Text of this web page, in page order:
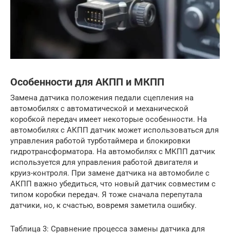
Особенности для АКПП и МКПП
Замена датчика положения педали сцепления на
автомобилях с автоматической и механической
коробкой передач имеет некоторые особенности. На
автомобилях с АКПП датчик может использоваться для
управления работой турботаймера и блокировки
гидротрансформатора. На автомобилях с МКПП датчик
используется для управления работой двигателя и
круиз-контроля. При замене датчика на автомобиле с
АКПП важно убедиться, что новый датчик совместим с
типом коробки передач. Я тоже сначала перепутала
датчики, но, к счастью, вовремя заметила ошибку.
Таблица 3: Сравнение процесса замены датчика для